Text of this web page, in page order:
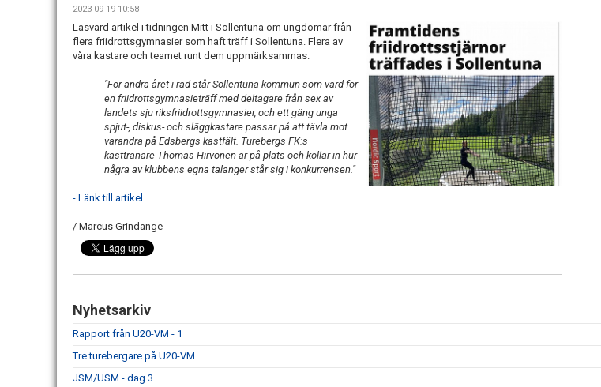
2023-09-19 10:58
Läsvärd artikel i tidningen Mitt i Sollentuna om ungdomar från
flera friidrottsgymnasier som haft träff i Sollentuna. Flera av
våra kastare och teamet runt dem uppmärksammas.
"För andra året i rad står Sollentuna kommun som värd för
en friidrottsgymnasieträff med deltagare från sex av
landets sju riksfriidrottsgymnasier, och ett gäng unga
spjut-, diskus- och släggkastare passar på att tävla mot
varandra på Edsbergs kastfält. Turebergs FK:s
kasttränare Thomas Hirvonen är på plats och kollar in hur
några av klubbens egna talanger står sig i konkurrensen."
- Länk till artikel
/ Marcus Grindange
Nyhetsarkiv
Rapport från U20-VM - 1
Tre turebergare på U20-VM
JSM/USM - dag 3